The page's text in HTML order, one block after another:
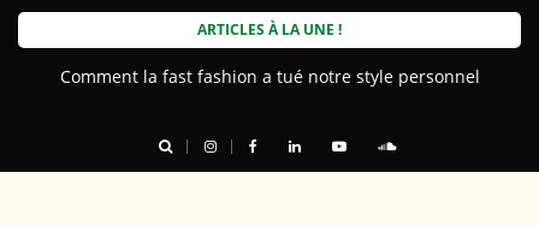
Skip
ARTICLES À LA UNE !
Comment la fast fashion a tué notre style personnel